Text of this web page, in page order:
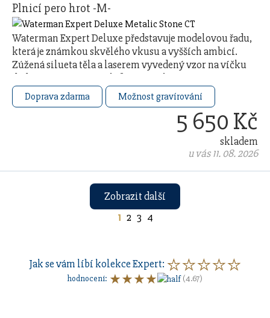
Plnicí pero hrot -M-
Waterman Expert Deluxe představuje modelovou řadu,
která je známkou skvělého vkusu a vyšších ambicí.
Zúžená silueta těla a laserem vyvedený vzor na víčku
dodávají svému nositeli francouzskou …
Doprava zdarma Možnost gravírování
5 650 Kč
skladem
u vás 11. 08. 2026
Zobrazit další
1 2 3 4
Jak se vám líbí kolekceExpert:
hodnocení: (4.67)